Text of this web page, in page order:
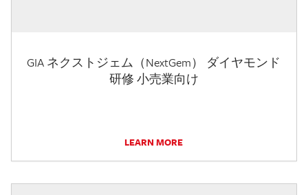
GIA ネクストジェム（NextGem） ダイヤモンド
研修 小売業向け
LEARN MORE